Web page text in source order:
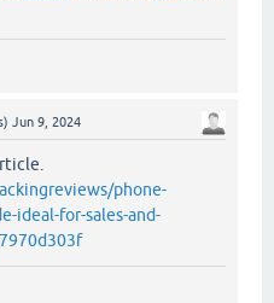
Jun 9, 2024
phone-
ideal-for-sales-and-